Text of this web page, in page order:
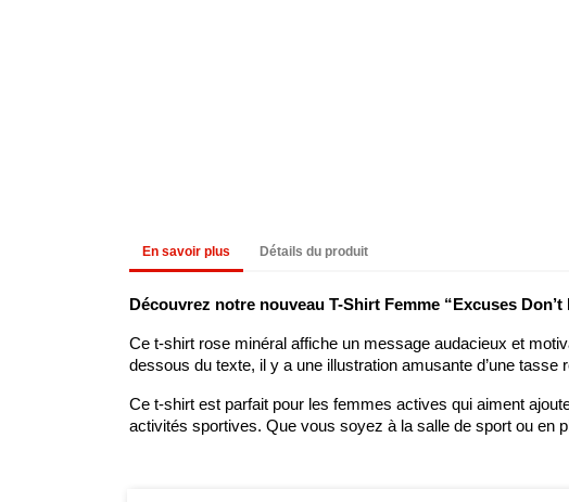
En savoir plus Détails du produit
Découvrez notre nouveau T-Shirt Femme “Excuses
Ce t-shirt rose minéral affiche un message audacieux et
dessous du texte, il y a une illustration amusante d’une
Ce t-shirt est parfait pour les femmes actives qui aiment
activités sportives. Que vous soyez à la salle de sport ou en